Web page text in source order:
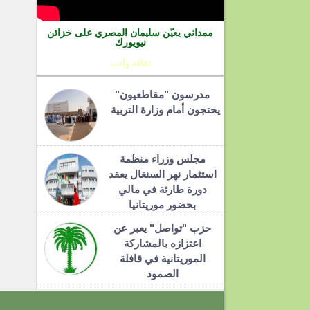
ممداني يعيّن سليمان المصري على خزائن
نيويورك
ثقافة وأدب
مدرسون "مقاطعيون"
يحتجون أمام وزارة التربية
مجلس وزراء منظمة
استثمار نهر السنغال يعقد
دورة طارئة في مالي
بحضور موريتانيا
حزب "تواصل" يعبر عن
اعتزازه بالمشاركة
الموريتانية في قافلة
الصمود